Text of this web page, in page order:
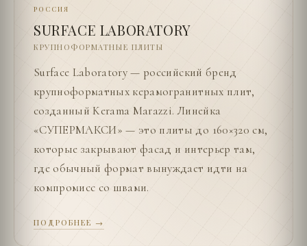
РОССИЯ
SURFACE LABORATORY
КРУПНОФОРМАТНЫЕ ПЛИТЫ
Surface Laboratory — российский бренд
крупноформатных керамогранитных плит,
созданный Kerama Marazzi. Линейка
«СУПЕРМАКСИ» — это плиты до 160×320 см,
которые закрывают фасад и интерьер там,
где обычный формат вынуждает идти на
компромисс со швами.
ПОДРОБНЕЕ →